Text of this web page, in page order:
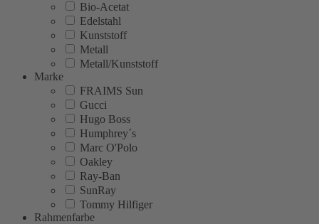
Bio-Acetat
Edelstahl
Kunststoff
Metall
Metall/Kunststoff
Marke
FRAIMS Sun
Gucci
Hugo Boss
Humphrey´s
Marc O'Polo
Oakley
Ray-Ban
SunRay
Tommy Hilfiger
Rahmenfarbe